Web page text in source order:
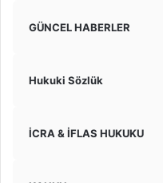
GÜNCEL HABERLER
Hukuki Sözlük
İCRA & İFLAS HUKUKU